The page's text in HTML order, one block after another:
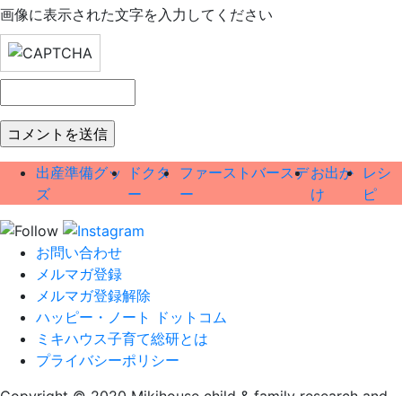
画像に表示された文字を入力してください
出産準備グッ
ズ
ドクタ
ー
ファーストバースデ
ー
お出か
け
レシ
ピ
お問い合わせ
メルマガ登録
メルマガ登録解除
ハッピー・ノート ドットコム
ミキハウス子育て総研とは
プライバシーポリシー